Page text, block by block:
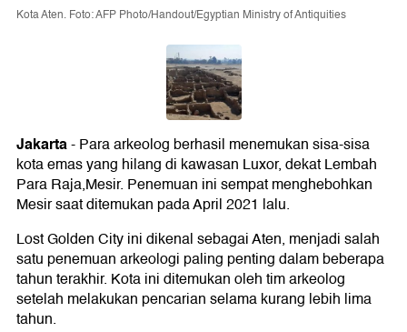
Kota Aten. Foto: AFP Photo/Handout/Egyptian Ministry of Antiquities
Jakarta- Para arkeolog berhasil menemukan sisa-sisa
kota emas yang hilang di kawasan Luxor, dekat Lembah
Para Raja,Mesir. Penemuan ini sempat menghebohkan
Mesir saat ditemukan pada April 2021 lalu.
Lost Golden City ini dikenal sebagai Aten, menjadi salah
satu penemuan arkeologi paling penting dalam beberapa
tahun terakhir. Kota ini ditemukan oleh tim arkeolog
setelah melakukan pencarian selama kurang lebih lima
tahun.